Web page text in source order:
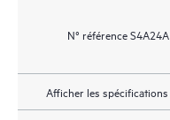
N° référence S4A24A
Afficher les spécifications